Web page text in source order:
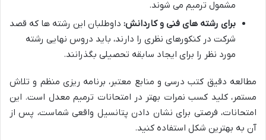
مشمول ترمیم می شوند.
برای رشته های فنی و کاردانش: داوطلبان این رشته ها که قصد
شرکت در کنکورهای نظری را دارند، باید دروس نهایی رشته
مورد نظر را برای ایجاد سابقه تحصیلی بگذرانند.
مطالعه دقیق کتب درسی و منابع معتبر، برنامه ریزی منظم و تلاش
مستمر، کلید کسب نمرات بهتر در امتحانات ترمیم معدل است. این
امتحانات، فرصتی برای نشان دادن پتانسیل واقعی شماست، پس از
آن به بهترین شکل استفاده کنید.